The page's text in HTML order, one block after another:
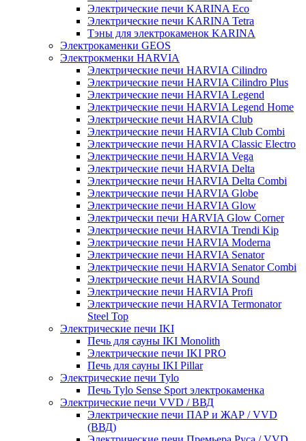
Электрические печи KARINA Eco
Электрические печи KARINA Tetra
Тэны для электрокаменок KARINA
Электрокаменки GEOS
Электрокменки HARVIA
Электрические печи HARVIA Cilindro
Электрические печи HARVIA Cilindro Plus
Электрические печи HARVIA Legend
Электрические печи HARVIA Legend Home
Электрические печи HARVIA Club
Электрические печи HARVIA Club Combi
Электрические печи HARVIA Classic Electro
Электрические печи HARVIA Vega
Электрические печи HARVIA Delta
Электрические печи HARVIA Delta Combi
Электрические печи HARVIA Globe
Электрические печи HARVIA Glow
Электрически печи HARVIA Glow Corner
Электрические печи HARVIA Trendi Kip
Электрические печи HARVIA Moderna
Электрические печи HARVIA Senator
Электрические печи HARVIA Senator Combi
Электрические печи HARVIA Sound
Электрические печи HARVIA Profi
Электрические печи HARVIA Termonator
Steel Top
Электрические печи IKI
Печь для сауны IKI Monolith
Электрические печи IKI PRO
Печь для сауны IKI Pillar
Электрические печи Tylo
Печь Tylo Sense Sport электрокаменка
Электрические печи VVD / ВВД
Электрические печи ПАР и ЖАР / VVD
(ВВД)